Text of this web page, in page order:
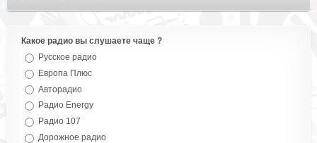
Какое радио вы слушаете чаще ?
Русское радио
Европа Плюс
Авторадио
Радио Energy
Радио 107
Дорожное радио